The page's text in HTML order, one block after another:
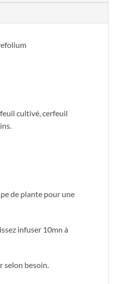
cultivé, cerfeuil
de plante pour une
infuser 10mn à
selon besoin.